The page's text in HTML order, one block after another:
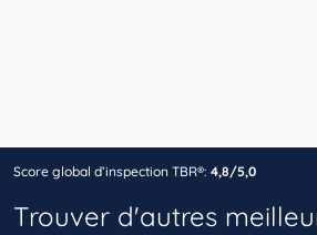
Score global d’inspection TBR®: 4,8/5,0
Trouver d'autres